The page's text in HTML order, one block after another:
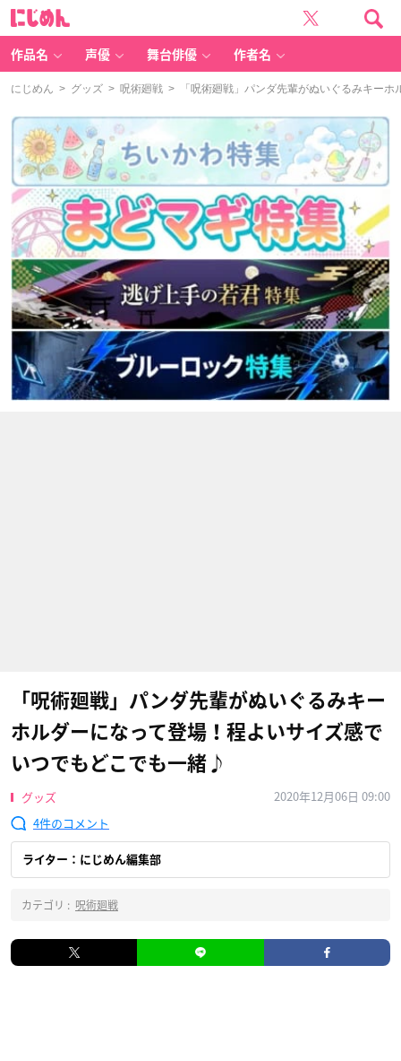
作品名 声優 舞台俳優 作者名
にじめん > グッズ > 呪術廻戦 > 「呪術廻戦」パンダ先輩がぬいぐるみキーホ
「呪術廻戦」パンダ先輩がぬいぐるみキー
ホルダーになって登場！程よいサイズ感で
いつでもどこでも一緒♪
グッズ
2020年12月06日 09:00
4
ライター：にじめん編集部
カテゴリ : 呪術廻戦